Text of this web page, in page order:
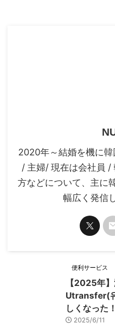
2020年～結婚を機に
/ 主婦/ 現在は会社員 /
方などについて、主に
幅広く発信
便利サービス
【2025年
Utransfer(
しくなった！
2025/6/11